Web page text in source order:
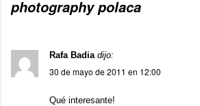
photography polaca
Rafa Badia dijo:
30 de mayo de 2011 en 12:00
Qué interesante!